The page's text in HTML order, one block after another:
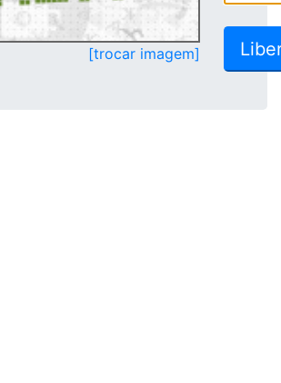
[trocar imagem]